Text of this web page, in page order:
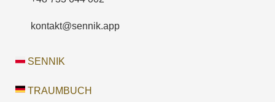
kontakt@sennik.app
SENNIK
TRAUMBUCH